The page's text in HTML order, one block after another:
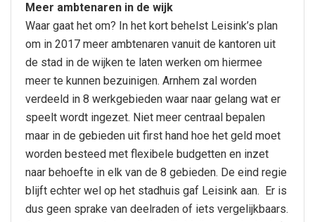
Meer ambtenaren in de wijk
Waar gaat het om? In het kort behelst Leisink’s plan
om in 2017 meer ambtenaren vanuit de kantoren uit
de stad in de wijken te laten werken om hiermee
meer te kunnen bezuinigen. Arnhem zal worden
verdeeld in 8 werkgebieden waar naar gelang wat er
speelt wordt ingezet. Niet meer centraal bepalen
maar in de gebieden uit first hand hoe het geld moet
worden besteed met flexibele budgetten en inzet
naar behoefte in elk van de 8 gebieden. De eind regie
blijft echter wel op het stadhuis gaf Leisink aan. Er is
dus geen sprake van deelraden of iets vergelijkbaars.